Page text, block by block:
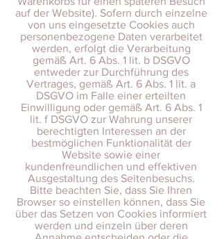
auf der Website). Sofern durch einzelne
von uns eingesetzte Cookies auch
personenbezogene Daten verarbeitet
werden, erfolgt die Verarbeitung
gemäß Art. 6 Abs. 1 lit. b DSGVO
entweder zur Durchführung des
Vertrages, gemäß Art. 6 Abs. 1 lit. a
DSGVO im Falle einer erteilten
Einwilligung oder gemäß Art. 6 Abs. 1
lit. f DSGVO zur Wahrung unserer
berechtigten Interessen an der
bestmöglichen Funktionalität der
Website sowie einer
kundenfreundlichen und effektiven
Ausgestaltung des Seitenbesuchs.
Bitte beachten Sie, dass Sie Ihren
Browser so einstellen können, dass Sie
über das Setzen von Cookies informiert
werden und einzeln über deren